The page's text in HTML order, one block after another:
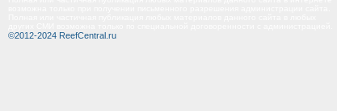
©2012-2024 ReefCentral.ru